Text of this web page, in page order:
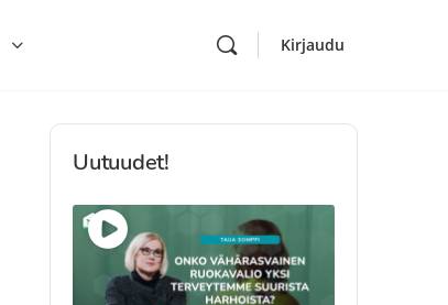
Kirjaudu
Uutuudet!